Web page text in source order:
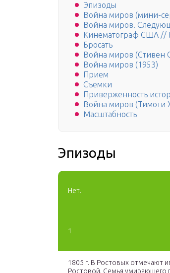
Эпизоды
Война миров (мини-
Война миров.
Кинематограф США //
Бросать
Война миров (Стивен
Война миров (1953)
Прием
Съемки
Приверженность
Война миров (Тимоти
Масштабность
Эпизоды
Нет.
1
1805 г. В Ростовых отмечают
Ростовой. Семья умирающего